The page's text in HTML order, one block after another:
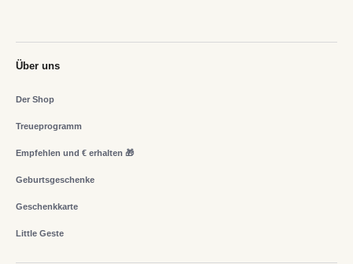
Über uns
Der Shop
Treueprogramm
Empfehlen und € erhalten 🎁
Geburtsgeschenke
Geschenkkarte
Little Geste